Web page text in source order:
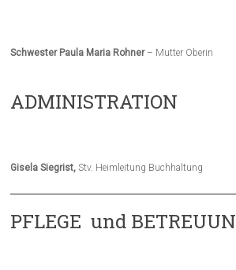
Schwester Paula Maria Rohner – Mutter Oberin
ADMINISTRATION
Gisela Siegrist,Stv. Heimleitung Buchhaltung
PFLEGE und